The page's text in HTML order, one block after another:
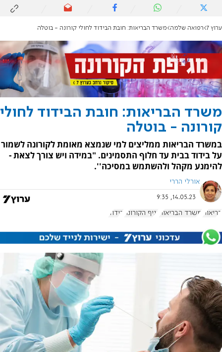
ערוץ 7 רפואה שלמה משרד הבריאות: חובת הבידוד לחולי קורונה - בוטלה
משרד הבריאות: חובת הבידוד לחולי
קורונה - בוטלה
במשרד הבריאות ממליצים למי שנמצא מאומת לקורונה לשמור
על בידוד בבית עד חלוף התסמינים. "במידה ויש צורך לצאת -
להימנע מקהל ולהשתמש במסיכה''.
אורלי הררי
14.05.23, 9:35
בריאות משרד הבריאות נגיף הקורונה בידוד